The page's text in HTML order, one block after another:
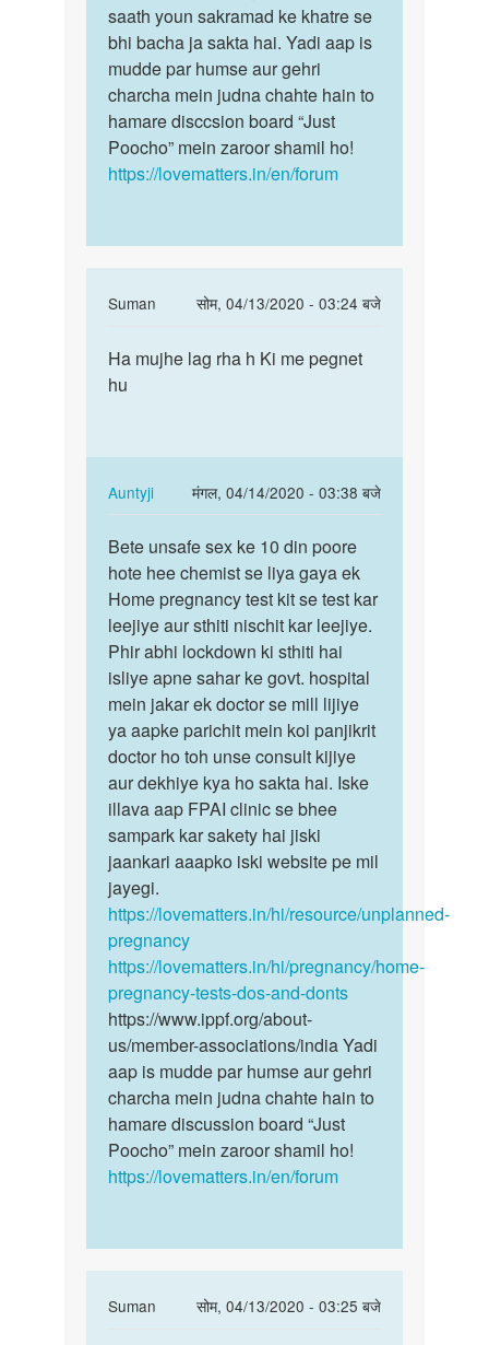
saath youn sakramad ke khatre se
bhi bacha ja sakta hai. Yadi aap is
mudde par humse aur gehri
charcha mein judna chahte hain to
hamare disccsion board “Just
Poocho” mein zaroor shamil ho!
https://lovematters.in/en/forum
Suman
सोम, 04/13/2020 - 03:24 बजे
to
ki
v
pragent
by
Anonymous
Ha
mujhe
h
Ki
me…
Ha mujhe lag rha h Ki me pegnet
hu
Auntyji
मंगल, 04/14/2020 - 03:38 बजे
In
reply
to
Ha
mujhe
lag
rha
h
Ki
me…
by
Suman
Bete
unsafe
sex
ke
10
din…
Bete unsafe sex ke 10 din poore
hote hee chemist se liya gaya ek
Home pregnancy test kit se test kar
leejiye aur sthiti nischit kar leejiye.
Phir abhi lockdown ki sthiti hai
isliye apne sahar ke govt. hospital
mein jakar ek doctor se mill lijiye
ya aapke parichit mein koi panjikrit
doctor ho toh unse consult kijiye
aur dekhiye kya ho sakta hai. Iske
illava aap FPAI clinic se bhee
sampark kar sakety hai jiski
jaankari aaapko iski website pe mil
jayegi.
https://lovematters.in/hi/resource/unplanned-
pregnancy
https://lovematters.in/hi/pregnancy/home-
pregnancy-tests-dos-and-donts
https://www.ippf.org/about-
us/member-associations/india Yadi
aap is mudde par humse aur gehri
charcha mein judna chahte hain to
hamare discussion board “Just
Poocho” mein zaroor shamil ho!
https://lovematters.in/en/forum
Suman
सोम, 04/13/2020 - 03:25 बजे